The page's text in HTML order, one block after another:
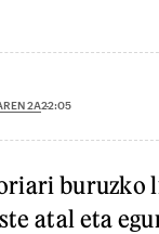
2A22:05
buruzko
atal eta